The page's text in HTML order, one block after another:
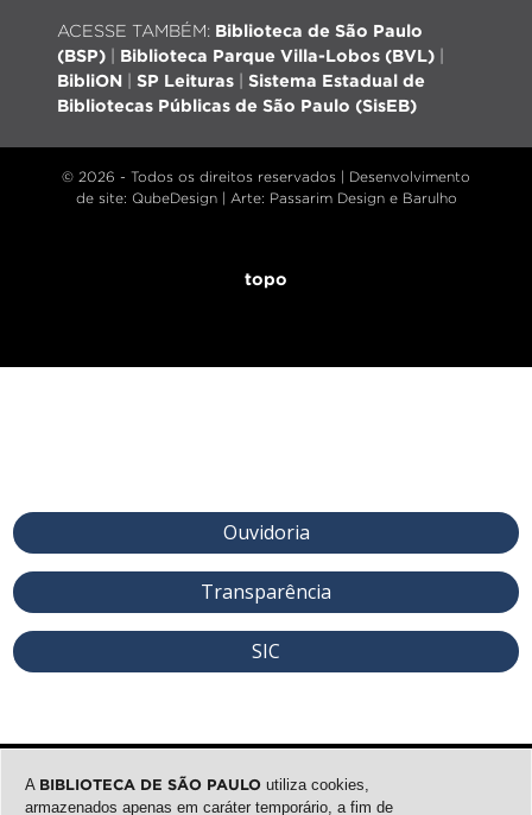
ACESSE TAMBÉM: Biblioteca de São Paulo
(BSP)
Biblioteca Parque Villa-Lobos (BVL)
BibliON
SP Leituras
Sistema Estadual de
Bibliotecas Públicas de São Paulo (SisEB)
© 2026 - Todos os direitos reservados | Desenvolvimento
de site: QubeDesign | Arte: Passarim Design e Barulho
topo
Ouvidoria
Transparência
SIC
A BIBLIOTECA DE SÃO PAULO utiliza cookies,
armazenados apenas em caráter temporário, a fim de